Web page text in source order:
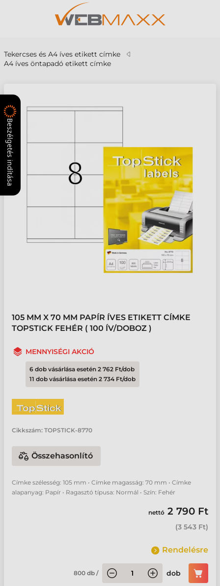
Tekercses és A4 íves etikett címke
A4 íves öntapadó etikett címke
105 MM X 70 MM PAPÍR ÍVES ETIKETT CÍMKE
TOPSTICK FEHÉR ( 100 ÍV/DOBOZ )
MENNYISÉGI AKCIÓ
6 dob vásárlása esetén 2 762 Ft/dob
11 dob vásárlása esetén 2 734 Ft/dob
Cikkszám: TOPSTICK-8770
Összehasonlító
Címke szélesség: 105 mm • Címke magasság: 70 mm • Címke
alapanyag: Papír • Ragasztó típusa: Normál • Szín: Fehér
nettó 2 790 Ft
(3 543 Ft)
Rendelésre
800 db / dob
Beszélgetés indítása